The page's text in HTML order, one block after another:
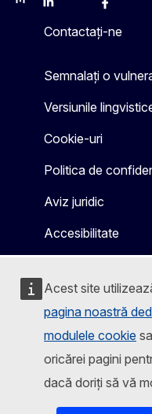
Acest site
pagina noastră
modulele cookie
oricărei pagini
dacă doriți să vă
MastodonLinkedInBlueskyFacebook
Contactați-ne
Semnalați o
Versiunile
Cookie-uri
Politica de
Aviz juridic
Accesibilitate